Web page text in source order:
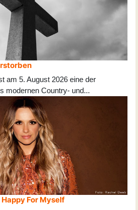
am 5. August 2026 eine der
modernen Country- und...
For Myself